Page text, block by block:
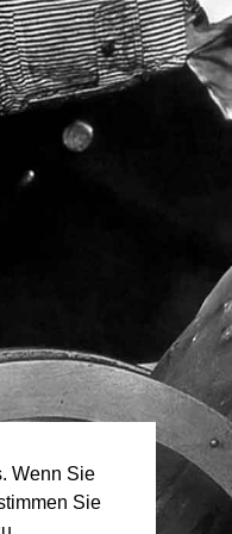
Wenn Sie
Sie